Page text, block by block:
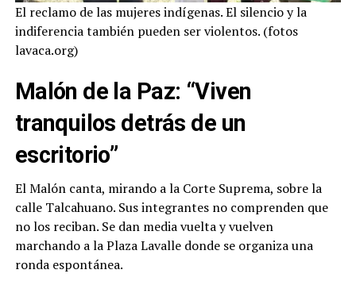
El reclamo de las mujeres indígenas. El silencio y la
indiferencia también pueden ser violentos. (fotos
lavaca.org)
Malón de la Paz: “Viven
tranquilos detrás de un
escritorio”
El Malón canta, mirando a la Corte Suprema, sobre la
calle Talcahuano. Sus integrantes no comprenden que
no los reciban. Se dan media vuelta y vuelven
marchando a la Plaza Lavalle donde se organiza una
ronda espontánea.